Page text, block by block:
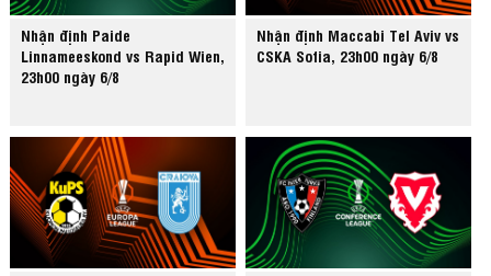
Nhận định Paide
Linnameeskond vs Rapid Wien,
23h00 ngày 6/8
Nhận định Maccabi Tel Aviv vs
CSKA Sofia, 23h00 ngày 6/8